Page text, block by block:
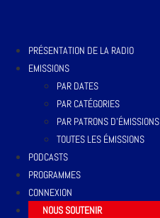
PRÉSENTATION DE LA RADIO
EMISSIONS
PAR DATES
PAR CATÉGORIES
PAR PATRONS D’ÉMISSIONS
TOUTES LES ÉMISSIONS
PODCASTS
PROGRAMMES
CONNEXION
NOUS SOUTENIR